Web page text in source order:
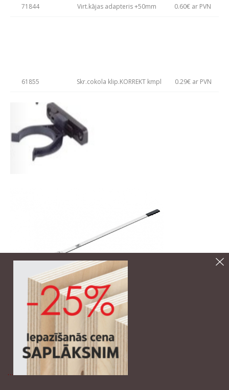
71844 Virt.kājas adapteris +50mm 0.60€ ar PVN
61855 Skr.cokola klip.KORREKT kmpl 0.29€ ar PVN
9253384 Augstuma regulēšanas atslēga
KORREKT kājām
* visas cenas norādītas ar PVN 21%.
…